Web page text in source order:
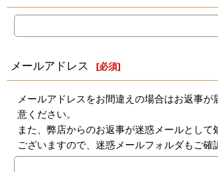
メールアドレス [必須]
メールアドレスをお間違えの場合はお返事が
意ください。
また、弊店からのお返事が迷惑メールとして
ございますので、迷惑メールフォルダもご確